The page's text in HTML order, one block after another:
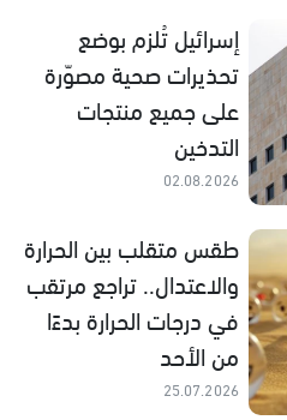
إسرائيل تُلزم بوضع
تحذيرات صحية مصوّرة
على جميع منتجات
التدخين
02.08.2026
طقس متقلب بين الحرارة
والاعتدال.. تراجع مرتقب
في درجات الحرارة بدءًا
من الأحد
25.07.2026